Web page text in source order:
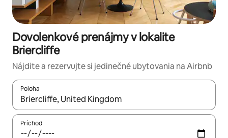
Dovolenkové prenájmy v lokalite
Briercliffe
Nájdite a rezervujte si jedinečné ubytovania na Airbnb
Poloha
Keď budú výsledky k dispozícii, môžete si ich prechádzať
Príchod